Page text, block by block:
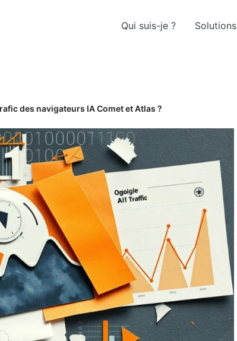
Qui suis-je ? Solutions
des navigateurs IA Comet et Atlas ?